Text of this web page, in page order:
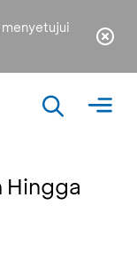
menyetujui
Hingga